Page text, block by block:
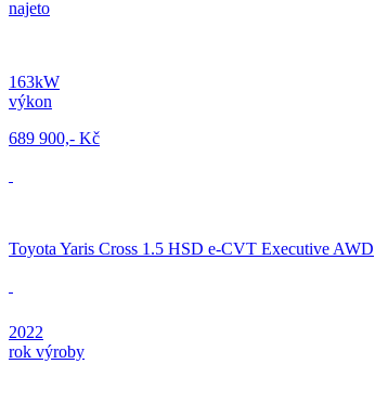
najeto
163kW
výkon
689 900,- Kč
Toyota Yaris Cross 1.5 HSD e-CVT Executive AWD
2022
rok výroby